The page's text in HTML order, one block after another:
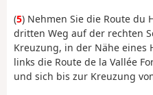
(5) Nehmen Sie die Route du
dritten Weg auf der rechten
Kreuzung, in der Nähe eines
links die Route de la Vallée
und sich bis zur Kreuzung